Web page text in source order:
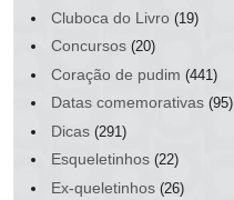
Cluboca do Livro (19)
Concursos (20)
Coração de pudim (441)
Datas comemorativas (95)
Dicas (291)
Esqueletinhos (22)
Ex-queletinhos (26)